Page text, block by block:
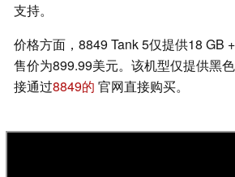
支持。
价格方面，8849 Tank 5仅提供18 GB
售价为899.99美元。该机型仅提供黑
接通过8849的 官网直接购买。